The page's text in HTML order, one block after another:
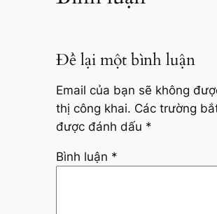
Để lại một bình luận
Email của bạn sẽ không
thị công khai. Các trường
được đánh dấu *
Bình luận *